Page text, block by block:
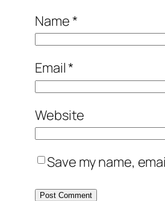
Name*
Email*
Website
Save my name,